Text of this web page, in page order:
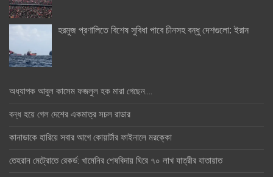
হরমুজ প্রণালিতে বিশেষ সুবিধা পাবে চীনসহ বন্ধু দেশগুলো: ইরান
অধ্যাপক আবুল কাসেম ফজলুল হক মারা গেছেন….
বন্ধ হয়ে গেল দেশের একমাত্র সচল রাডার
কানাডাকে হারিয়ে সবার আগে কোয়ার্টার ফাইনালে মরক্কো
তেহরান মেট্রোতে রেকর্ড: খামেনির শেষবিদায় ঘিরে ৭০ লাখ যাত্রীর যাতায়াত